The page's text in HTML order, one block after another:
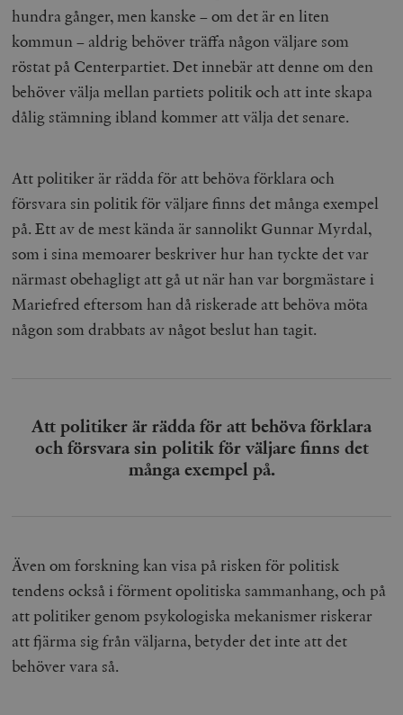
hundra gånger, men kanske – om det är en liten
kommun – aldrig behöver träffa någon väljare som
röstat på Centerpartiet. Det innebär att denne om den
behöver välja mellan partiets politik och att inte skapa
dålig stämning ibland kommer att välja det senare.
Att politiker är rädda för att behöva förklara och
försvara sin politik för väljare finns det många exempel
på. Ett av de mest kända är sannolikt Gunnar Myrdal,
som i sina memoarer beskriver hur han tyckte det var
närmast obehagligt att gå ut när han var borgmästare i
Mariefred eftersom han då riskerade att behöva möta
någon som drabbats av något beslut han tagit.
Att politiker är rädda för att behöva förklara
och försvara sin politik för väljare finns det
många exempel på.
Även om forskning kan visa på risken för politisk
tendens också i förment opolitiska sammanhang, och på
att politiker genom psykologiska mekanismer riskerar
att fjärma sig från väljarna, betyder det inte att det
behöver vara så.